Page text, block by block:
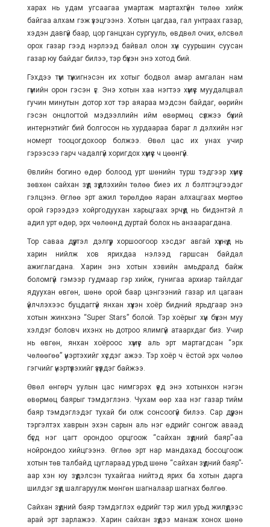
харах нь удам угсаагаа умартаж мартахгүйн төлөө хийж
байгаа алхам гэж үзэцгээнэ. Хотын цагдаа, гал унтраах газар,
хэдэн давгүй баар, цор ганцхан сургууль, өвдвөл очих, өлсвөл
орох газар гээд нэрлээд байвал олон хүн суурьшин суусан
газар юу байдаг билээ, тэр бүхэн энэ хотод бий.
Гэхдээ түм түжигнэсэн их хотыг бодвол амар амгалан нам
гүмийн орон гэсэн үг. Энэ хотын хаа нэгтээ хүмүүс муудалцвал
гучин минутын дотор хот тэр аяараа мэдсэн байдаг, өөрийн
гэсэн онцлогтой мэдээллийн ийм өвөрмөц сүлжээ бүхий
интернэтийг бий болгосон нь хурдаараа бараг л дэлхийн нэг
номерт тооцогдохоор болжээ. Өвөл цас их унах учир
гэрээсээ гарч чадалгүй хоригдох хүмүүс ч цөөнгүй.
Өвлийн богино өдөр болоод урт шөнийн турш тэдгээр хүмүүс
зөвхөн сайхан зүүд зүүдлэхийн төлөө биеэ их л бэлтгэцгээдэг
гэлцэнэ. Өглөө эрт ажил төрөлдөө яаран алхацгаах мөртөө
орой гэрээдээ хойргодуухан харьцгаах эрчүүд нь бидэнтэй л
адил урт өдөр, эрх чөлөөнд дуртай болох нь анзаарагдана.
Тор саваа дүүртэл дэлгүүр хоршоогоор хэсдэг авгай хүүхнүүд нь
харин нийлж хов ярихдаа нэлээд гаршсан байдал
ажиглагдана. Харин энэ хотын хэвийн амьдралд байж
боломгүй гэмээр гудмаар гэр хийж, гунигаа архиар тайлдаг
ядуухан өвгөн, шөнө орой баар цэнгээний газар ил цагаан
үйлчлэхээс буцдаггүй янхан хүүхэн хоёр бидний ярьдгаар энэ
хотын жинхэнэ “Super Stars” болой. Тэр хоёрыг хүн бүхэн муу
хэлдэг боловч ихэнх нь дотроо ялимгүй атаархдаг биз. Учир
нь өвгөн, янхан хоёроос хүмүүс аль эрт мартагдсан “эрх
чөлөөгөө” үнэртэхийг хүсдэг ажээ. Тэр хоёр ч ёстой эрх чөлөө
гэгчийг үнэртүүлэхийг үзүүлдэг байжээ.
Өвөл өнгөрч уулын цас нимгэрэх үед энэ хотынхон нэгэн
өвөрмөц баярыг тэмдэглэнэ. Чухам өөр хаа нэг газар тийм
баяр тэмдэглэдэг тухай би олж сонсоогүй билээ. Сар дүүрэн
тэргэлтэх хаврын эхэн сарын аль нэг өдрийг сонгож аваад
бүгд нэг цагт орондоо орцгоож “сайхан зүүдний баяр”-аа
нойрондоо хийцгээнэ. Өглөө эрт нар мандахад босоцгоож
хотын төв талбайд цуглараад урьд шөнө “сайхан зүүдний баяр”-
аар хэн юу зүүдэлсэн тухайгаа нийтэд ярих ба хотын дарга
шилдэг зүүд шалгаруулж мөнгөн шагналаар шагнах бөлгөө.
Сайхан зүүдний баяр тэмдэглэх өдрийг тэр жил урьд жилүүдээс
арай эрт зарлажээ. Харин сайхан зүүдээ манаж хонох шөнө